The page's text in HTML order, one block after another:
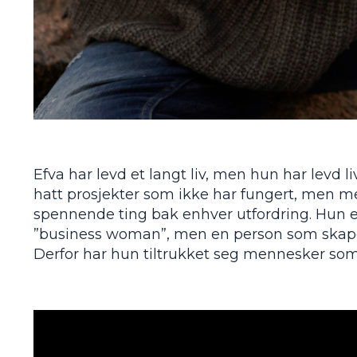
Efva har levd et langt liv, men hun har levd
hatt prosjekter som ikke har fungert, men
spennende ting bak enhver utfordring. Hun
”business woman”, men en person som
Derfor har hun tiltrukket seg mennesker